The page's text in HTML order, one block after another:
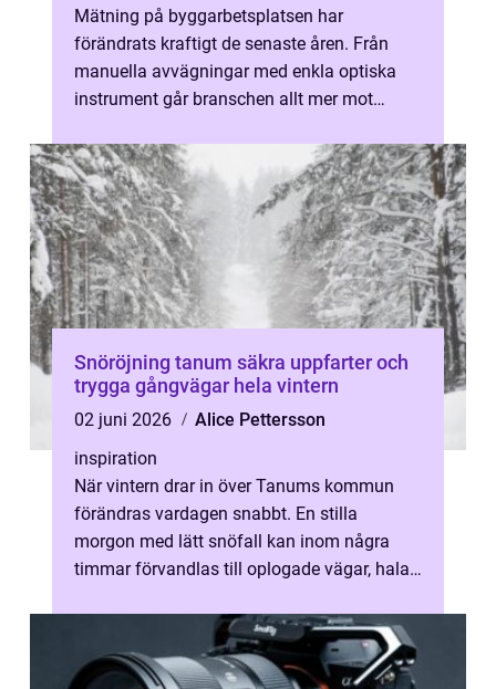
Mätning på byggarbetsplatsen har
förändrats kraftigt de senaste åren. Från
manuella avvägningar med enkla optiska
instrument går branschen allt mer mot
utvecklin...
Snöröjning tanum säkra uppfarter och
trygga gångvägar hela vintern
02 juni 2026
Alice Pettersson
inspiration
När vintern drar in över Tanums kommun
förändras vardagen snabbt. En stilla
morgon med lätt snöfall kan inom några
timmar förvandlas till oplogade vägar, hala